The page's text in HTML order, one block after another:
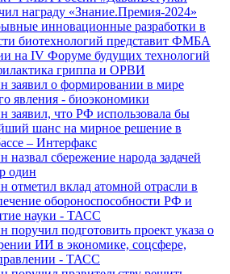
награду «Знание.Премия-2024»
инновационные разработки в
биотехнологий представит ФМБА
на IV Форуме будущих технологий
гриппа и ОРВИ
заявил о формировании в мире
явления - биоэкономики
заявил, что РФ использовала бы
шанс на мирное решение в
– Интерфакс
назвал сбережение народа задачей
один
отметил вклад атомной отрасли в
обороноспособности РФ и
науки - ТАСС
поручил подготовить проект указа о
ИИ в экономике, соцсфере,
- ТАСС